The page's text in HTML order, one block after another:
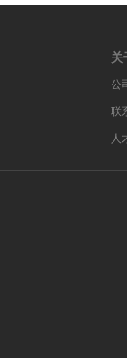
关
公
联
人